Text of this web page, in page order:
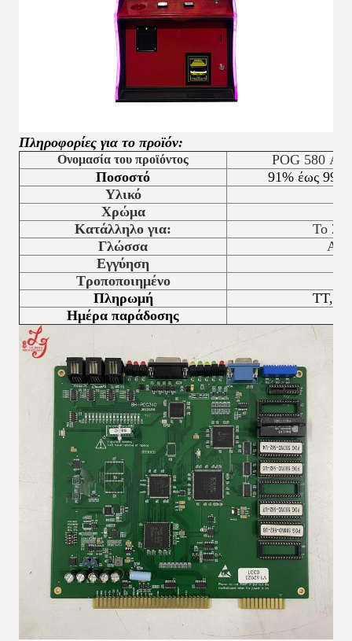
Πληροφορίες για το προϊόν:
Ονομασία του προϊόντος
POG 580
Ποσοστό
91% έως
Υλικό
Χρώμα
Κατάλληλο για:
Το
Γλώσσα
Εγγύηση
Τροποποιημένο
Πληρωμή
TT,
Ημέρα παράδοσης